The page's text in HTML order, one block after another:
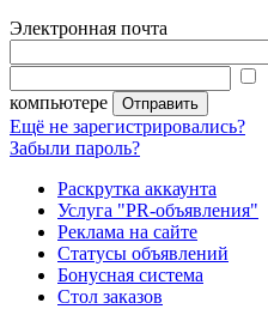
Электронная почта
компьютере
Ещё не зарегистрировались?
Забыли пароль?
Раскрутка аккаунта
Услуга "PR-объявления"
Реклама на сайте
Статусы объявлений
Бонусная система
Стол заказов